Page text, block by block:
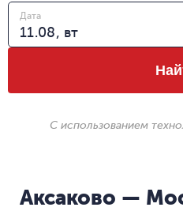
Дата
С использованием
Аксаково —